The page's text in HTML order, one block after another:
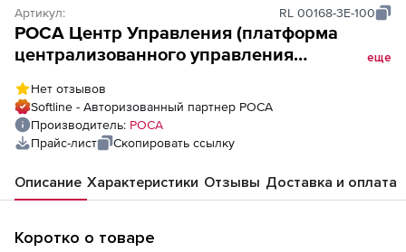
Артикул: RL 00168-3E-100
РОСА Центр Управления (платформа
централизованного управления
систем), 100 устройств + 3 года
расширенной технической поддержки
еще
Нет отзывов
Softline - Авторизованный партнер РОСА
Производитель: РОСА
Прайс-лист
Скопировать ссылку
Описание Характеристики Отзывы Доставка и оплата
Коротко о товаре